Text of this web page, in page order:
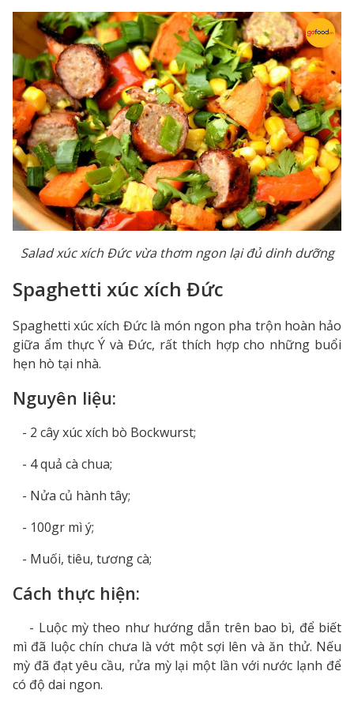
Salad xúc xích Đức vừa thơm ngon lại đủ dinh dưỡng
Spaghetti xúc xích Đức
Spaghetti xúc xích Đức là món ngon pha trộn hoàn hảo
giữa ẩm thực Ý và Đức, rất thích hợp cho những buổi
hẹn hò tại nhà.
Nguyên liệu:
- 2 cây xúc xích bò Bockwurst;
- 4 quả cà chua;
- Nửa củ hành tây;
- 100gr mì ý;
- Muối, tiêu, tương cà;
Cách thực hiện:
- Luộc mỳ theo như hướng dẫn trên bao bì, để biết
mì đã luộc chín chưa là vớt một sợi lên và ăn thử. Nếu
mỳ đã đạt yêu cầu, rửa mỳ lại một lần với nước lạnh để
có độ dai ngon.